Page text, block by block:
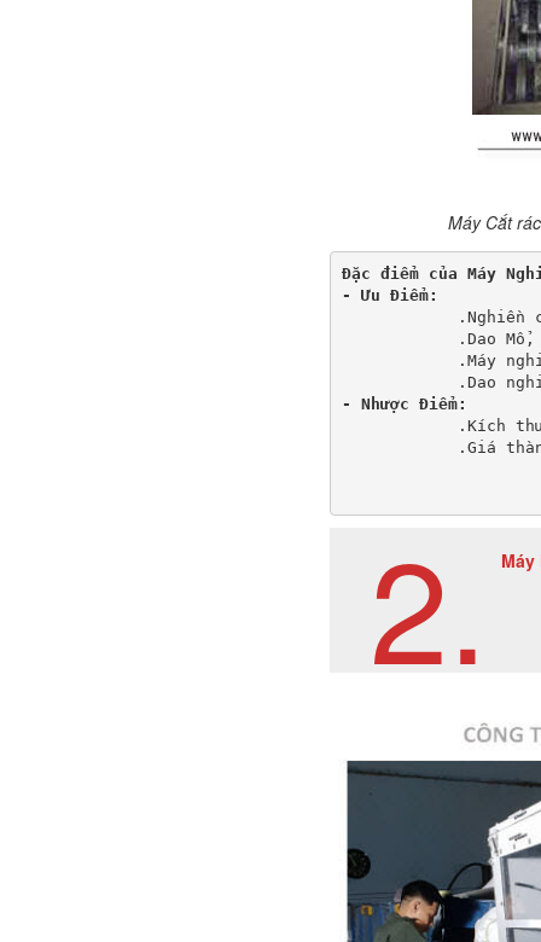
Máy Cắt
Đặc điểm của Máy
- Ưu Điểm:
.Nghiền cắt
.Dao Mổ, kim
.Máy nghiền
.Dao nghiền 2
- Nhược Điểm:
.Kích thước rác
.Giá thành Máy
2.